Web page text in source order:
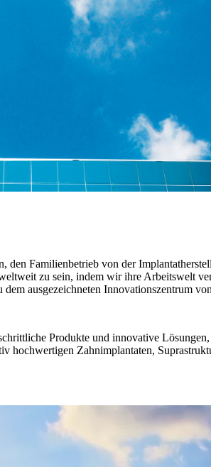
den Familienbetrieb von der
zu sein, indem wir ihre Arbeitswelt
ausgezeichneten Innovationszentrum
Produkte und innovative
hochwertigen Zahnimplantaten,